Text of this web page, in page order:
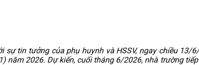
tin tưởng của phụ huynh và HSSV, ngay chiều 13/
năm 2026. Dự kiến, cuối tháng 6/2026, nhà trường